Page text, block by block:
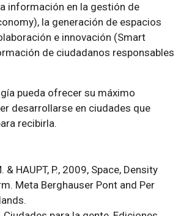
información en la gestión de
la generación de espacios
e innovación (Smart
de ciudadanos responsables
pueda ofrecer su máximo
desarrollarse en ciudades que
recibirla.
& HAUPT, P., 2009, Space, Density
Meta Berghauser Pont and Per